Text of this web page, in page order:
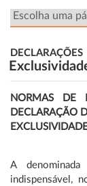
DECLARAÇÕES
NORMAS DE
DECLARAÇÃO
A denominada
indispensável,